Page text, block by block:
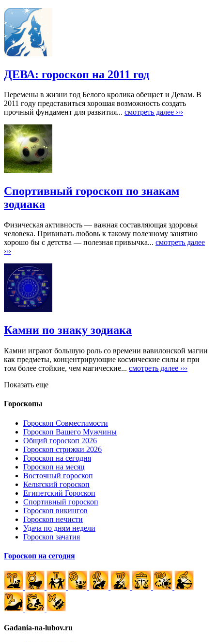
ДЕВА: гороскоп на 2011 год
Перемены в жизни год Белого кролика обещает и Девам. В
2011 году представиться хорошая возможность создать
прочный фундамент для развития... смотреть далее ›››
Спортивный гороскоп по знакам
зодиака
Физическая активность — важная составляющая здоровья
человека. Прививать любовь к такому полезному занятию
хорошо бы с детства — полезная привычка... смотреть далее
›››
Камни по знаку зодиака
Камни играют большую роль со времени вавилонской магии
как предметы, концентрирующие космические силы и при
том более стойкие, чем магические... смотреть далее ›››
Показать еще
Гороскопы
Гороскоп Совместимости
Гороскоп Вашего Мужчины
Общий гороскоп 2026
Гороскоп стрижки 2026
Гороскоп на сегодня
Гороскоп на месяц
Восточный гороскоп
Кельтский гороскоп
Египетский Гороскоп
Спортивный гороскоп
Гороскоп викингов
Гороскоп нечисти
Удача по дням недели
Гороскоп зачатия
Гороскоп на сегодня
Gadania-na-lubov.ru